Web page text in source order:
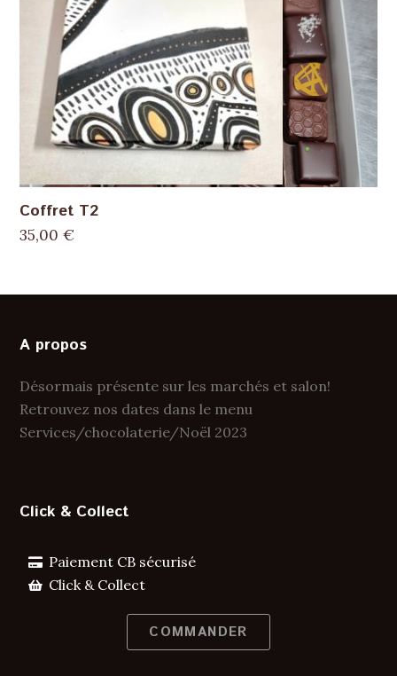
Coffret T2
35,00€
A propos
Désormais présente sur les marchés et salon!
Retrouvez nos dates dans le menu
Services/chocolaterie/Noël 2023
Click & Collect
Paiement CB sécurisé
Click & Collect
COMMANDER